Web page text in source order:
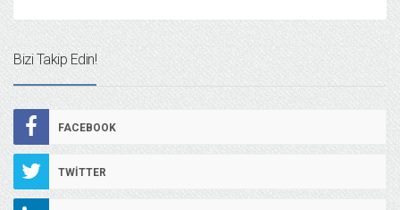
Bizi Takip Edin!
FACEBOOK
TWITTER